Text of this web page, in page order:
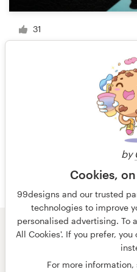
by
Cookies,
99designs and our trusted
technologies to improve
personalised advertising. To
All Cookies'. If you prefer,
For more information,
31
1
©
Términos y condiciones